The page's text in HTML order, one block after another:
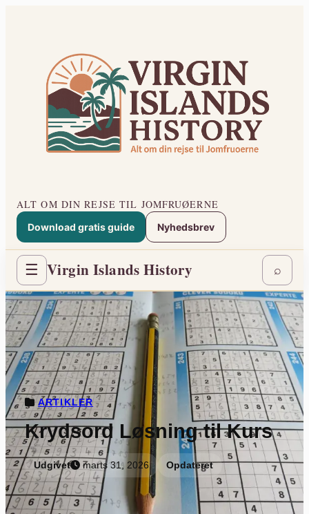
ALT OM DIN REJSE TIL JOMFRUØERNE
Download gratis guide Nyhedsbrev
☰ Virgin Islands History ⌕
ARTIKLER
Krydsord Løsning til Kurs
Udgivet marts 31, 2026 Opdateret